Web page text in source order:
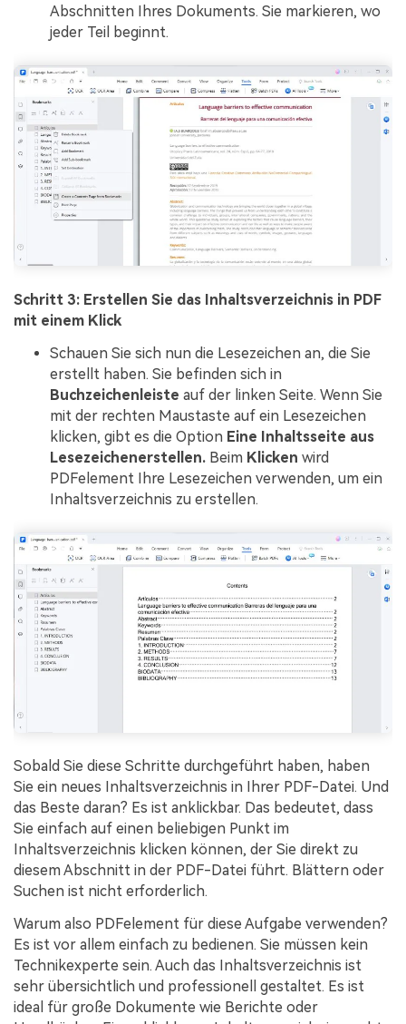
Abschnitten Ihres Dokuments. Sie markieren, wo
jeder Teil beginnt.
Schritt 3: Erstellen Sie das Inhaltsverzeichnis in PDF
mit einem Klick
Schauen Sie sich nun die Lesezeichen an, die Sie
erstellt haben. Sie befinden sich in
Buchzeichenleiste auf der linken Seite. Wenn Sie
mit der rechten Maustaste auf ein Lesezeichen
klicken, gibt es die Option Eine Inhaltsseite aus
Lesezeichenerstellen. Beim Klicken wird
PDFelement Ihre Lesezeichen verwenden, um ein
Inhaltsverzeichnis zu erstellen.
Sobald Sie diese Schritte durchgeführt haben, haben
Sie ein neues Inhaltsverzeichnis in Ihrer PDF-Datei. Und
das Beste daran? Es ist anklickbar. Das bedeutet, dass
Sie einfach auf einen beliebigen Punkt im
Inhaltsverzeichnis klicken können, der Sie direkt zu
diesem Abschnitt in der PDF-Datei führt. Blättern oder
Suchen ist nicht erforderlich.
Warum also PDFelement für diese Aufgabe verwenden?
Es ist vor allem einfach zu bedienen. Sie müssen kein
Technikexperte sein. Auch das Inhaltsverzeichnis ist
sehr übersichtlich und professionell gestaltet. Es ist
ideal für große Dokumente wie Berichte oder